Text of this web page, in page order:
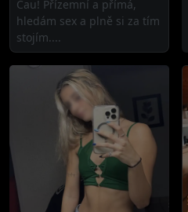
Čau! Přízemní a přímá,
hledám sex a plně si za tím
stojím....